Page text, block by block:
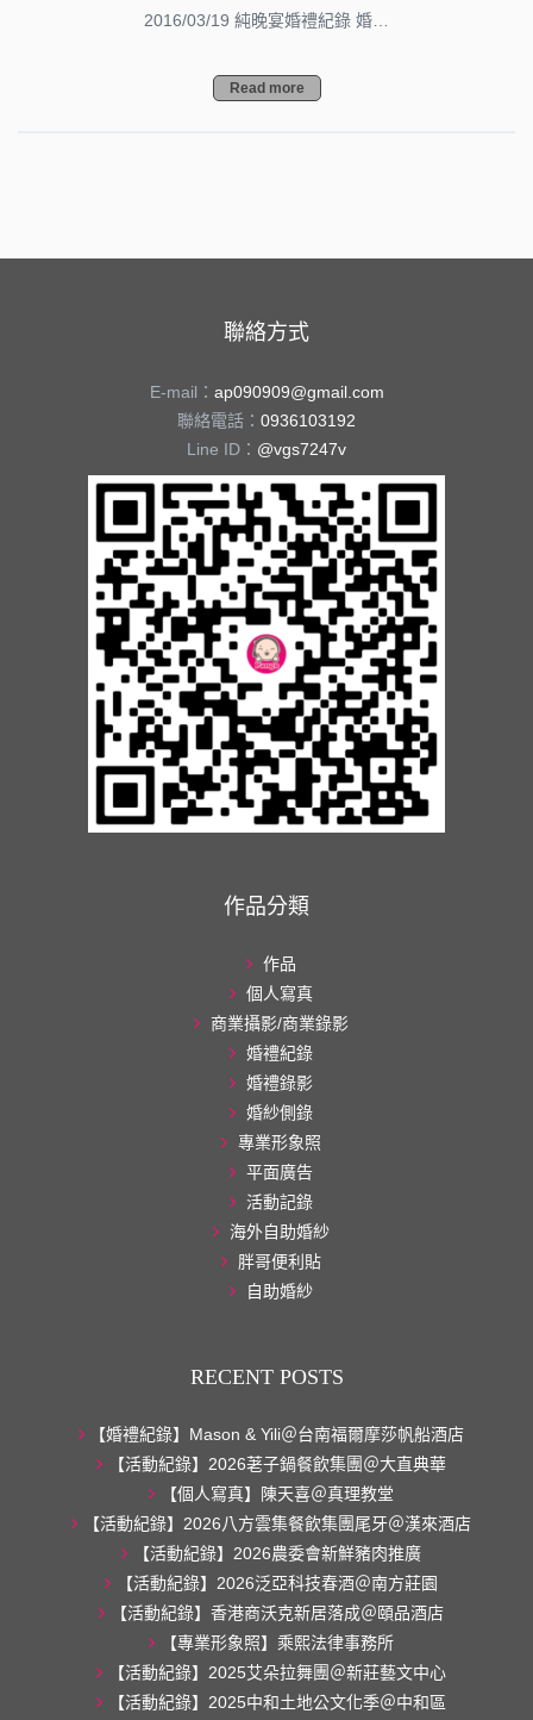
2016/03/19 純晚宴婚禮紀錄 婚…
Read more
聯絡方式
E-mail： ap090909@gmail.com
聯絡電話： 0936103192
Line ID： @vgs7247v
作品分類
作品
個人寫真
商業攝影/商業錄影
婚禮紀錄
婚禮錄影
婚紗側錄
專業形象照
平面廣告
活動記錄
海外自助婚紗
胖哥便利貼
自助婚紗
RECENT POSTS
【婚禮紀錄】Mason & Yili＠台南福爾摩莎帆船酒店
【活動紀錄】2026荖子鍋餐飲集團＠大直典華
【個人寫真】陳天喜＠真理教堂
【活動紀錄】2026八方雲集餐飲集團尾牙＠漢來酒店
【活動紀錄】2026農委會新鮮豬肉推廣
【活動紀錄】2026泛亞科技春酒＠南方莊園
【活動紀錄】香港商沃克新居落成＠頤品酒店
【專業形象照】乘熙法律事務所
【活動紀錄】2025艾朵拉舞團＠新莊藝文中心
【活動紀錄】2025中和土地公文化季＠中和區